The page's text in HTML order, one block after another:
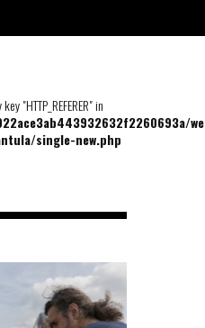
"HTTP_REFERER" in
single-new.php